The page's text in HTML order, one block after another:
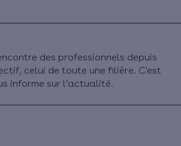
des professionnels depuis
celui de toute une filière. C'est
informe sur l’actualité.